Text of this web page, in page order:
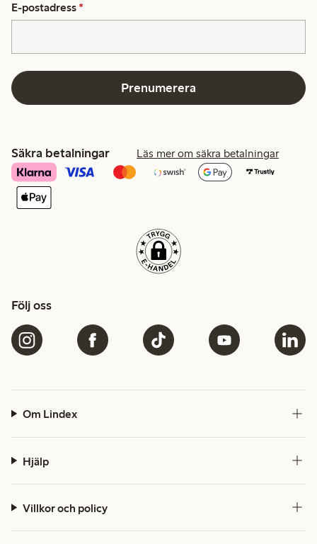
E-postadress *
Prenumerera
Säkra betalningar Läs mer om säkra betalningar
Följ oss
Om Lindex
Hjälp
Villkor och policy